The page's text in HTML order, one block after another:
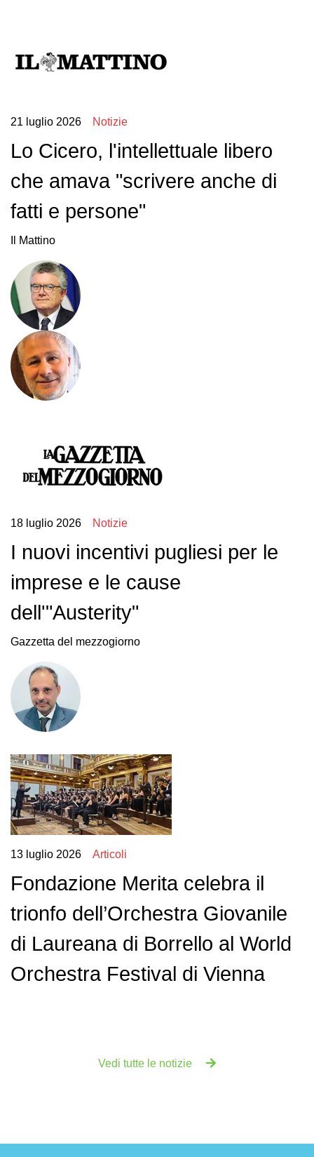
21 luglio 2026 Notizie
Lo Cicero, l'intellettuale libero
che amava "scrivere anche di
fatti e persone"
Il Mattino
18 luglio 2026 Notizie
I nuovi incentivi pugliesi per le
imprese e le cause
dell'"Austerity"
Gazzetta del mezzogiorno
13 luglio 2026 Articoli
Fondazione Merita celebra il
trionfo dell’Orchestra Giovanile
di Laureana di Borrello al World
Orchestra Festival di Vienna
Vedi tutte le notizie